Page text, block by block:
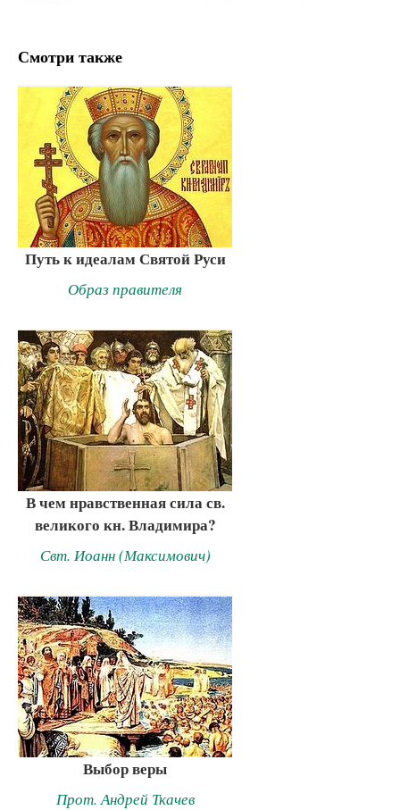
Смотри также
Путь к идеалам Святой Руси
Образ правителя
В чем нравственная сила св.
великого кн. Владимира?
Свт. Иоанн (Максимович)
Выбор веры
Прот. Андрей Ткачев